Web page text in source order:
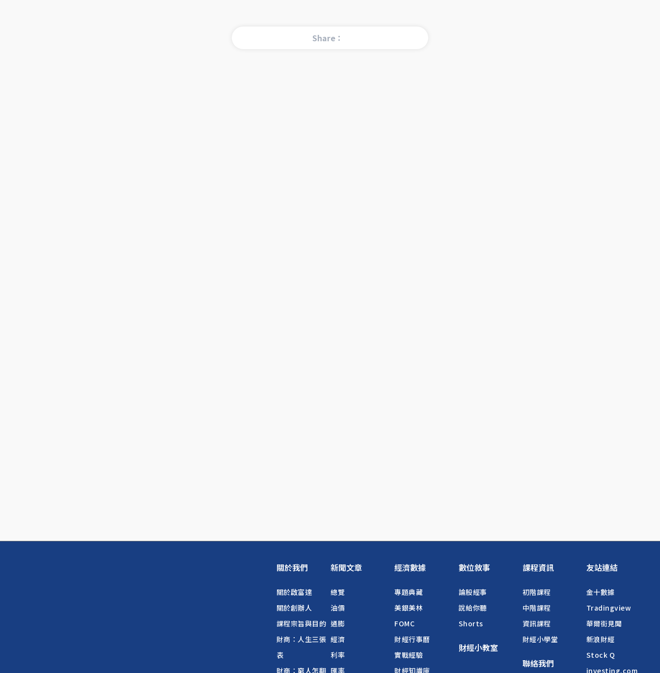
Share：
關於我們
關於啟富達
關於創辦人
課程宗旨與目的
財商：人生三張
表
財商：窮人怎翻
新聞文章
總覽
油價
通膨
經濟
利率
匯率
經濟數據
專題典藏
美銀美林
FOMC
財經行事曆
實戰經驗
財經知識庫
數位敘事
論股經事
說給你聽
Shorts
財經小教室
課程資訊
初階課程
中階課程
資訊課程
財經小學堂
聯絡我們
友站連結
金十數據
Tradingview
華爾街見聞
新浪財經
Stock Q
investing.com